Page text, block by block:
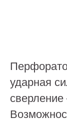
ударная